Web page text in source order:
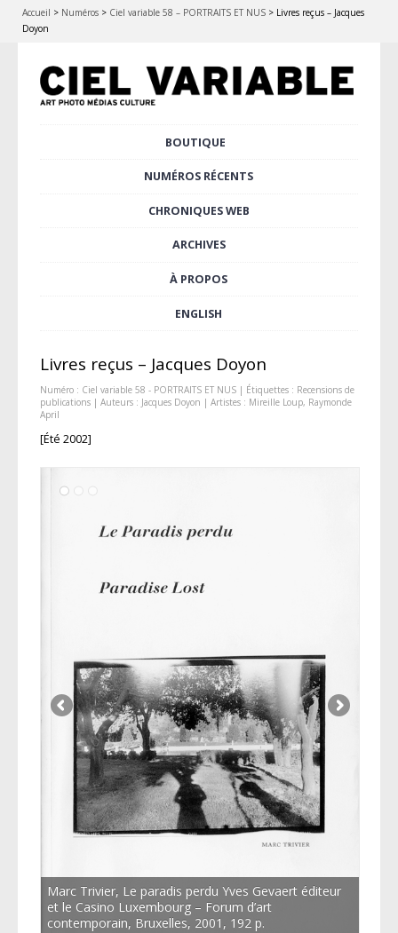
Accueil > Numéros > Ciel variable 58 – PORTRAITS ET NUS > Livres reçus – Jacques
Doyon
BOUTIQUE
NUMÉROS RÉCENTS
CHRONIQUES WEB
ARCHIVES
À PROPOS
ENGLISH
Livres reçus – Jacques Doyon
Numéro : Ciel variable 58 - PORTRAITS ET NUS| Étiquettes : Recensions de
publications| Auteurs : Jacques Doyon | Artistes : Mireille Loup, Raymonde
April
[Été 2002]
Marc Trivier, Le paradis perdu Yves Gevaert éditeur
et le Casino Luxembourg – Forum d’art
contemporain, Bruxelles, 2001, 192 p.